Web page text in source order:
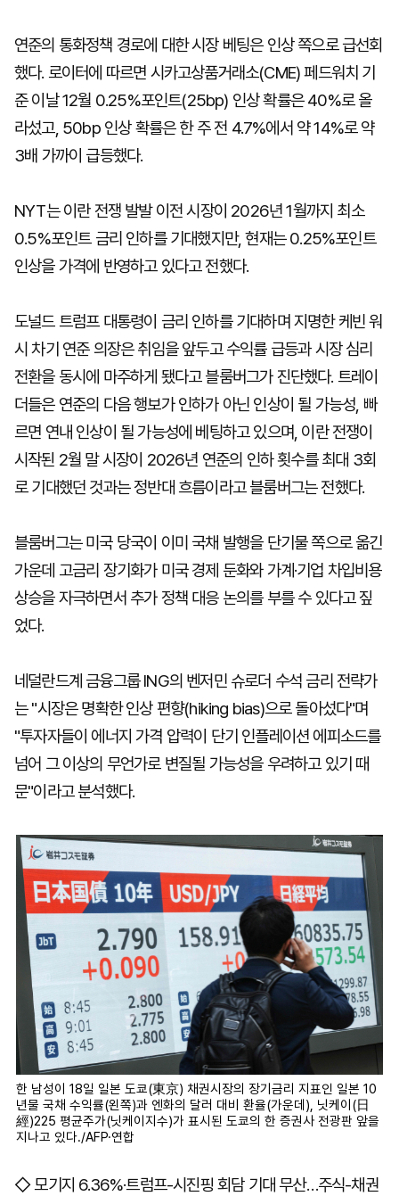
연준의 통화정책 경로에 대한 시장 베팅은 인상 쪽으로 급선회
했다. 로이터에 따르면 시카고상품거래소(CME) 페드워치 기
준 이날 12월 0.25%포인트(25bp) 인상 확률은 40%로 올
라섰고, 50bp 인상 확률은 한 주 전 4.7%에서 약 14%로 약
3배 가까이 급등했다.
NYT는 이란 전쟁 발발 이전 시장이 2026년 1월까지 최소
0.5%포인트 금리 인하를 기대했지만, 현재는 0.25%포인트
인상을 가격에 반영하고 있다고 전했다.
도널드 트럼프 대통령이 금리 인하를 기대하며 지명한 케빈 워
시 차기 연준 의장은 취임을 앞두고 수익률 급등과 시장 심리
전환을 동시에 마주하게 됐다고 블룸버그가 진단했다. 트레이
더들은 연준의 다음 행보가 인하가 아닌 인상이 될 가능성, 빠
르면 연내 인상이 될 가능성에 베팅하고 있으며, 이란 전쟁이
시작된 2월 말 시장이 2026년 연준의 인하 횟수를 최대 3회
로 기대했던 것과는 정반대 흐름이라고 블룸버그는 전했다.
블룸버그는 미국 당국이 이미 국채 발행을 단기물 쪽으로 옮긴
가운데 고금리 장기화가 미국 경제 둔화와 가계·기업 차입비용
상승을 자극하면서 추가 정책 대응 논의를 부를 수 있다고 짚
었다.
네덜란드계 금융그룹 ING의 벤저민 슈로더 수석 금리 전략가
는 "시장은 명확한 인상 편향(hiking bias)으로 돌아섰다"며
"투자자들이 에너지 가격 압력이 단기 인플레이션 에피소드를
넘어 그 이상의 무언가로 변질될 가능성을 우려하고 있기 때
문"이라고 분석했다.
한 남성이 18일 일본 도쿄(東京) 채권시장의 장기금리 지표인 일본 10
년물 국채 수익률(왼쪽)과 엔화의 달러 대비 환율(가운데), 닛케이(日
經)225 평균주가(닛케이지수)가 표시된 도쿄의 한 증권사 전광판 앞을
지나고 있다./AFP·연합
◇ 모기지 6.36%·트럼프-시진핑 회담 기대 무산…주식-채권